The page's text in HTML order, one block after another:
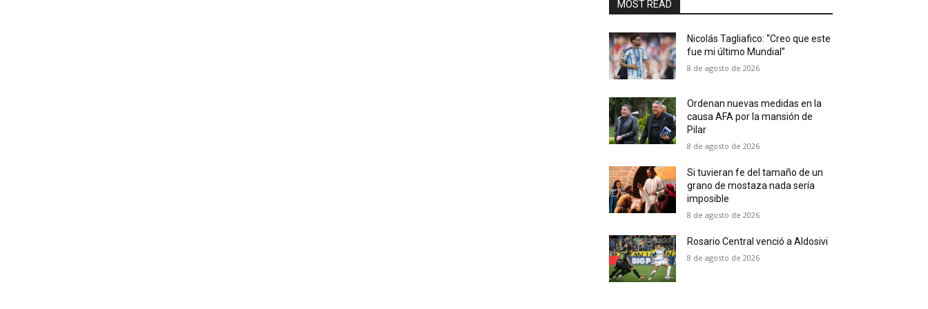
MOST READ
Nicolás Tagliafico: “Creo que este
fue mi último Mundial”
8 de agosto de 2026
Ordenan nuevas medidas en la
causa AFA por la mansión de
Pilar
8 de agosto de 2026
Si tuvieran fe del tamaño de un
grano de mostaza nada sería
imposible
8 de agosto de 2026
Rosario Central venció a Aldosivi
8 de agosto de 2026